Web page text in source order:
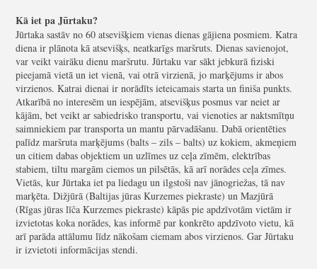
Kā iet pa Jūrtaku?
Jūrtaka sastāv no 60 atsevišķiem vienas dienas gājiena posmiem. Katra
diena ir plānota kā atsevišķs, neatkarīgs maršruts. Dienas savienojot,
var veikt vairāku dienu maršrutu. Jūrtaku var sākt jebkurā fiziski
pieejamā vietā un iet vienā, vai otrā virzienā, jo marķējums ir abos
virzienos. Katrai dienai ir norādīts ieteicamais starta un finiša punkts.
Atkarībā no interesēm un iespējām, atsevišķus posmus var neiet ar
kājām, bet veikt ar sabiedrisko transportu, vai vienoties ar naktsmītņu
saimniekiem par transporta un mantu pārvadāšanu. Dabā orientēties
palīdz maršruta marķējums (balts – zils – balts) uz kokiem, akmeņiem
un citiem dabas objektiem un uzlīmes uz ceļa zīmēm, elektrības
stabiem, tiltu margām ciemos un pilsētās, kā arī norādes ceļa zīmes.
Vietās, kur Jūrtaka iet pa liedagu un ilgstoši nav jānogriežas, tā nav
marķēta. Dižjūrā (Baltijas jūras Kurzemes piekraste) un Mazjūrā
(Rīgas jūras līča Kurzemes piekraste) kāpās pie apdzīvotām vietām ir
izvietotas koka norādes, kas informē par konkrēto apdzīvoto vietu, kā
arī parāda attālumu līdz nākošam ciemam abos virzienos. Gar Jūrtaku
ir izvietoti informācijas stendi.